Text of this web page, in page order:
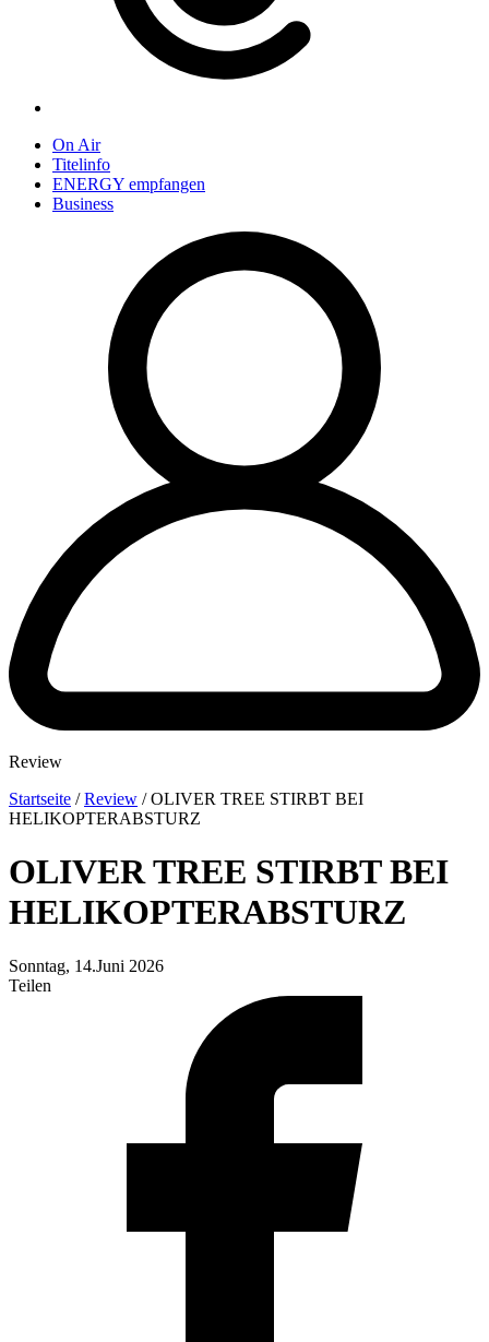
On Air
Titelinfo
ENERGY empfangen
Business
Review
Startseite /Review /OLIVER TREE STIRBT BEI
HELIKOPTERABSTURZ
OLIVER TREE STIRBT BEI
HELIKOPTERABSTURZ
Sonntag, 14.Juni 2026
Teilen